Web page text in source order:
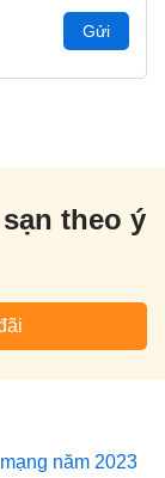
Gửi
theo ý
năm 2023